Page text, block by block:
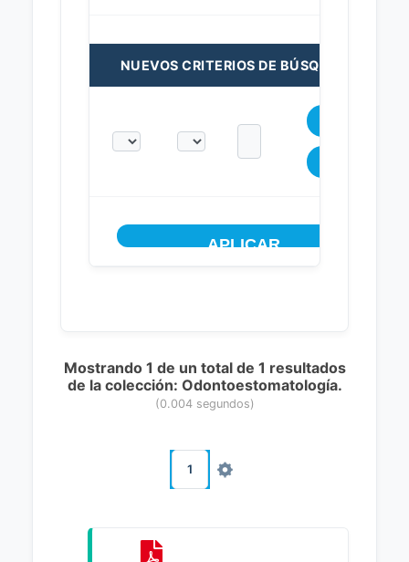
NUEVOS CRITERIOS DE BÚSQUEDA:
Mostrando 1 de un total de 1 resultados
de la colección: Odontoestomatología.
(0.004 segundos)
1